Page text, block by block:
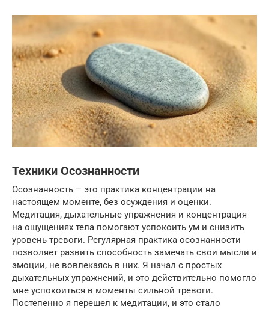
Техники Осознанности
Осознанность – это практика концентрации на
настоящем моменте, без осуждения и оценки.
Медитация, дыхательные упражнения и концентрация
на ощущениях тела помогают успокоить ум и снизить
уровень тревоги. Регулярная практика осознанности
позволяет развить способность замечать свои мысли и
эмоции, не вовлекаясь в них. Я начал с простых
дыхательных упражнений, и это действительно помогло
мне успокоиться в моменты сильной тревоги.
Постепенно я перешел к медитации, и это стало